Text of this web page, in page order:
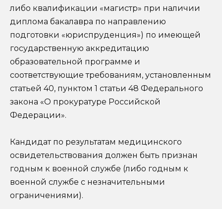
либо квалификации «магистр» при наличии
диплома бакалавра по направлению
подготовки «юриспруденция») по имеющей
государственную аккредитацию
образовательной программе и
соответствующие требованиям, установленным
статьей 40, пунктом 1 статьи 48 Федерального
закона «О прокуратуре Российской
Федерации».
Кандидат по результатам медицинского
освидетельствования должен быть признан
годным к военной службе (либо годным к
военной службе с незначительными
ограничениями).